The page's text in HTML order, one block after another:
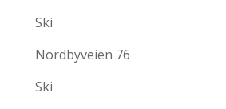
Ski
Nordbyveien 76
Ski